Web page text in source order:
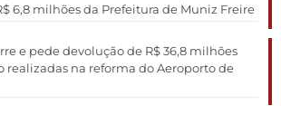
6,8 milhões da Prefeitura de Muniz Freire
e pede devolução de R$ 36,8 milhões
realizadas na reforma do Aeroporto de